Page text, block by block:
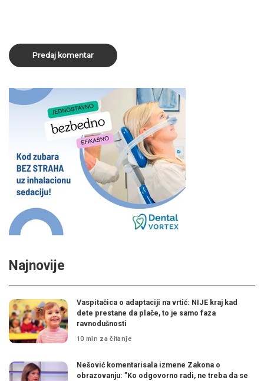
Najnovije
Vaspitačica o adaptaciji na vrtić: NIJE kraj kad
dete prestane da plače, to je samo faza
ravnodušnosti
10 min za čitanje
Nešović komentarisala izmene Zakona o
obrazovanju: ”Ko odgovorno radi, ne treba da se